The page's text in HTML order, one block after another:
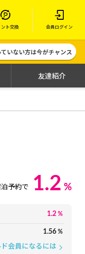
ント交換 会員ログイン
いない方は今がチャンス
友達紹介
予約で 1.2 %
1.2 %
1.56 %
会員になるには arrow_forward_ios